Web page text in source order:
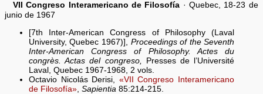
VII Congreso Interamericano de Filosofía · Quebec, 18-23 de
junio de 1967
[7th Inter-American Congress of Philosophy (Laval
University, Quebec 1967)], Proceedings of the Seventh
Inter-American Congress of Philosophy. Actes du
congrès. Actas del congreso,
Presses de l’Université
Laval, Quebec 1967-1968, 2 vols.
Octavio Nicolás Derisi, «VII Congreso Interamericano
de Filosofía», Sapientia 85:214-215.